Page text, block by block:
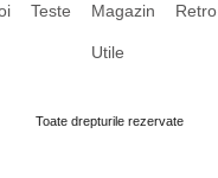
Teste Magazin Retro
Utile
Toate drepturile rezervate